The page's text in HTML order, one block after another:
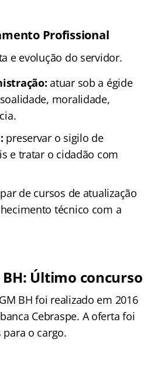
Profissional
e evolução do servidor.
atuar sob a égide
moralidade,
preservar o sigilo de
e tratar o cidadão com
de cursos de atualização
técnico com a
BH: Último concurso
BH foi realizado em 2016
Cebraspe. A oferta foi
para o cargo.